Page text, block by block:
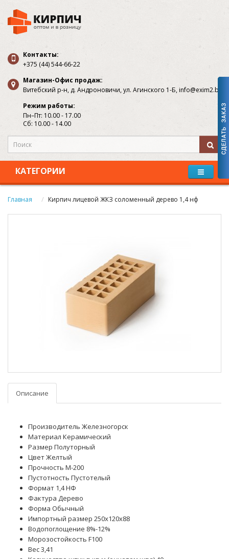
Контакты:
+375 (44) 544-66-22
Магазин-Офис продаж:
Витебский р-н, д. Андроновичи, ул. Агинского 1-Б, info@exim2.by
Режим работы:
Пн–Пт: 10.00 - 17.00
Сб: 10.00 - 14.00
КАТЕГОРИИ
Главная Кирпич лицевой ЖКЗ соломенный дерево 1,4 нф
Описание
Производитель Железногорск
Материал Керамический
Размер Полуторный
Цвет Желтый
Прочность М-200
Пустотность Пустотелый
Формат 1,4 НФ
Фактура Дерево
Форма Обычный
Импортный размер 250х120х88
Водопоглощение 8%-12%
Морозостойкость F100
Вес 3,41